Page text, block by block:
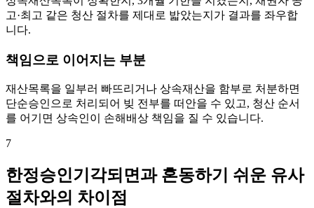
고·최고 같은 청산 절차를 제대로 밟았는지가 결과를 좌우합
니다.
책임으로 이어지는 부분
재산목록을 일부러 빠뜨리거나 상속재산을 함부로 처분하면
단순승인으로 처리되어 빚 전부를 떠안을 수 있고, 청산 순서
를 어기면 상속인이 손해배상 책임을 질 수 있습니다.
7
한정승인기각되면과 혼동하기 쉬운 유사
절차와의 차이점